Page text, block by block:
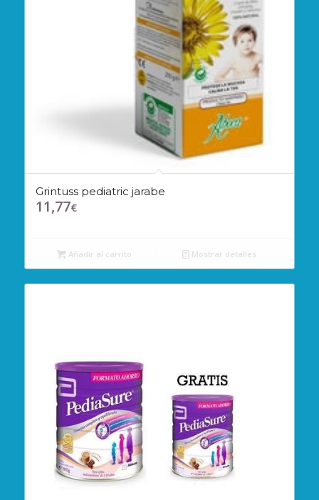
Grintuss pediatric jarabe
11,77€
Añadir al carrito Mostrar detalles